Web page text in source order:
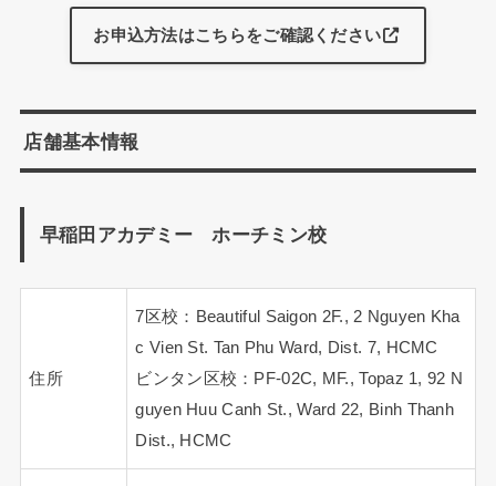
お申込方法はこちらをご確認ください
店舗基本情報
早稲田アカデミー ホーチミン校
住所
7区校：Beautiful Saigon 2F., 2 Nguyen Kha
c Vien St. Tan Phu Ward, Dist. 7, HCMC
ビンタン区校：PF-02C, MF., Topaz 1, 92 N
guyen Huu Canh St., Ward 22, Binh Thanh
Dist., HCMC